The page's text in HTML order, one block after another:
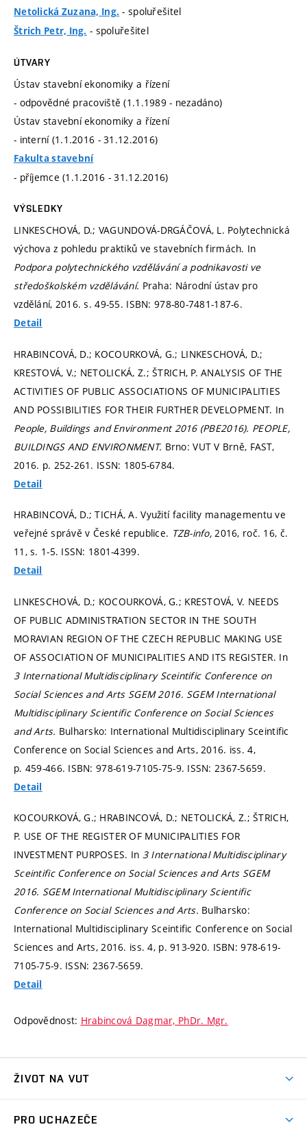
Netolická Zuzana, Ing. - spoluřešitel
Štrich Petr, Ing. - spoluřešitel
ÚTVARY
Ústav stavební ekonomiky a řízení
- odpovědné pracoviště (1.1.1989 - nezadáno)
Ústav stavební ekonomiky a řízení
- interní (1.1.2016 - 31.12.2016)
Fakulta stavební
- příjemce (1.1.2016 - 31.12.2016)
VÝSLEDKY
LINKESCHOVÁ, D.; VAGUNDOVÁ-DRGÁČOVÁ, L. Polytechnická
výchova z pohledu praktiků ve stavebních firmách. In
Podpora polytechnického vzdělávání a podnikavosti ve
středoškolském vzdělávání. Praha: Národní ústav pro
vzdělání, 2016.s. 49-55. ISBN: 978-80-7481-187-6.
Detail
HRABINCOVÁ, D.; KOCOURKOVÁ, G.; LINKESCHOVÁ, D.;
KRESTOVÁ, V.; NETOLICKÁ, Z.; ŠTRICH, P. ANALYSIS OF THE
ACTIVITIES OF PUBLIC ASSOCIATIONS OF MUNICIPALITIES
AND POSSIBILITIES FOR THEIR FURTHER DEVELOPMENT. In
People, Buildings and Environment 2016 (PBE2016). PEOPLE,
BUILDINGS AND ENVIRONMENT. Brno: VUT V Brně, FAST,
2016. p. 252-261. ISSN: 1805-6784.
Detail
HRABINCOVÁ, D.; TICHÁ, A. Využití facility managementu ve
veřejné správě v České republice. TZB-info,2016, roč. 16, č.
11,s. 1-5. ISSN: 1801-4399.
Detail
LINKESCHOVÁ, D.; KOCOURKOVÁ, G.; KRESTOVÁ, V. NEEDS
OF PUBLIC ADMINISTRATION SECTOR IN THE SOUTH
MORAVIAN REGION OF THE CZECH REPUBLIC MAKING USE
OF ASSOCIATION OF MUNICIPALITIES AND ITS REGISTER. In
3 International Multidisciplinary Sceintific Conference on
Social Sciences and Arts SGEM 2016. SGEM International
Multidisciplinary Scientific Conference on Social Sciences
and Arts. Bulharsko: International Multidisciplinary Sceintific
Conference on Social Sciences and Arts, 2016. iss. 4,
p. 459-466. ISBN: 978-619-7105-75-9. ISSN: 2367-5659.
Detail
KOCOURKOVÁ, G.; HRABINCOVÁ, D.; NETOLICKÁ, Z.; ŠTRICH,
P. USE OF THE REGISTER OF MUNICIPALITIES FOR
INVESTMENT PURPOSES. In 3 International Multidisciplinary
Sceintific Conference on Social Sciences and Arts SGEM
2016. SGEM International Multidisciplinary Scientific
Conference on Social Sciences and Arts. Bulharsko:
International Multidisciplinary Sceintific Conference on Social
Sciences and Arts, 2016. iss. 4, p. 913-920. ISBN: 978-619-
7105-75-9. ISSN: 2367-5659.
Detail
Odpovědnost: Hrabincová Dagmar, PhDr. Mgr.
ŽIVOT NA VUT
PRO UCHAZEČE